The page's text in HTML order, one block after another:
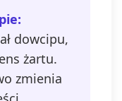
dowcipu,
żartu.
zmienia